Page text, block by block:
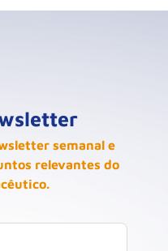
semanal e
relevantes do